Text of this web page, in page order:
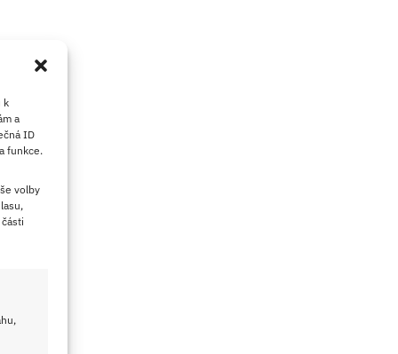
k
a
ID
funkce.
volby